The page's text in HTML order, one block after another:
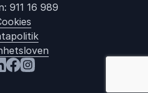
911 16 989